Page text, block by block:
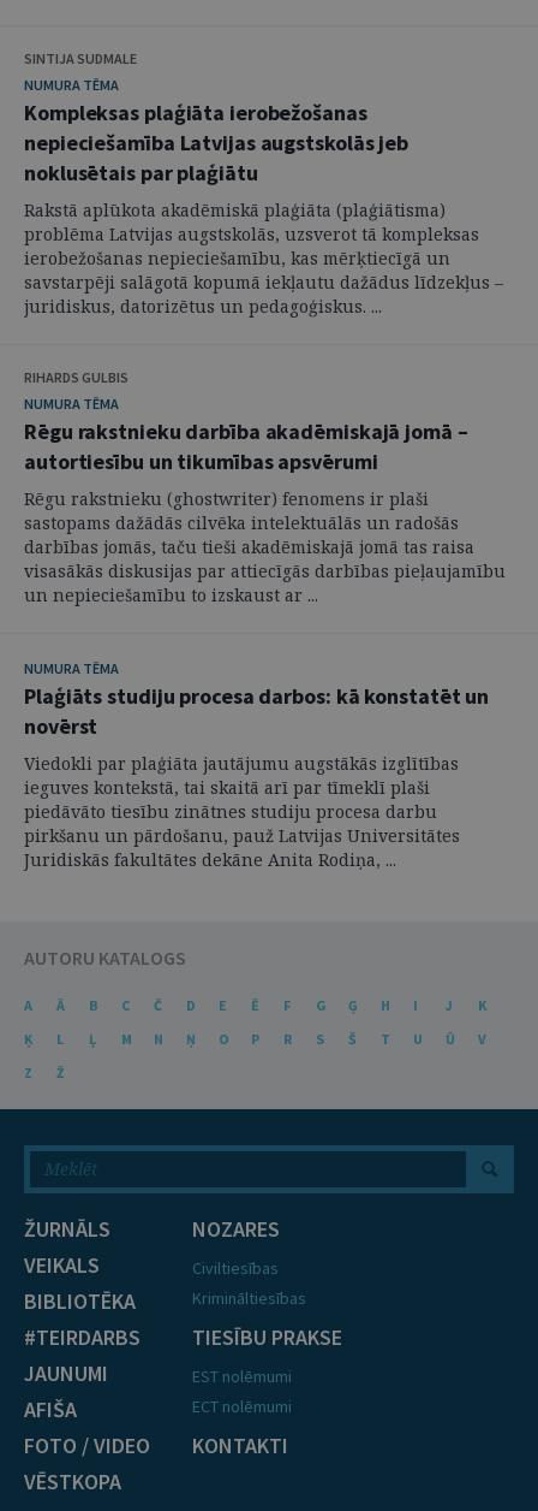
SINTIJA SUDMALE
NUMURA TĒMA
Kompleksas plaģiāta ierobežošanas
nepieciešamība Latvijas augstskolās jeb
noklusētais par plaģiātu
Rakstā aplūkota akadēmiskā plaģiāta (plaģiātisma)
problēma Latvijas augstskolās, uzsverot tā kompleksas
ierobežošanas nepieciešamību, kas mērķtiecīgā un
savstarpēji salāgotā kopumā iekļautu dažādus līdzekļus –
juridiskus, datorizētus un pedagoģiskus. ...
RIHARDS GULBIS
NUMURA TĒMA
Rēgu rakstnieku darbība akadēmiskajā jomā –
autortiesību un tikumības apsvērumi
Rēgu rakstnieku (ghostwriter) fenomens ir plaši
sastopams dažādās cilvēka intelektuālās un radošās
darbības jomās, taču tieši akadēmiskajā jomā tas raisa
visasākās diskusijas par attiecīgās darbības pieļaujamību
un nepieciešamību to izskaust ar ...
NUMURA TĒMA
Plaģiāts studiju procesa darbos: kā konstatēt un
novērst
Viedokli par plaģiāta jautājumu augstākās izglītības
ieguves kontekstā, tai skaitā arī par tīmeklī plaši
piedāvāto tiesību zinātnes studiju procesa darbu
pirkšanu un pārdošanu, pauž Latvijas Universitātes
Juridiskās fakultātes dekāne Anita Rodiņa, ...
AUTORU KATALOGS
A Ā B C Č D E Ē F G Ģ H I J
K
Ķ
L Ļ M N Ņ O P R S Š T U Ū
V
Z
Ž
ŽURNĀLS
VEIKALS
BIBLIOTĒKA
#TEIRDARBS
JAUNUMI
AFIŠA
FOTO / VIDEO
VĒSTKOPA
NOZARES
Civiltiesības
Krimināltiesības
TIESĪBU PRAKSE
EST nolēmumi
ECT nolēmumi
KONTAKTI